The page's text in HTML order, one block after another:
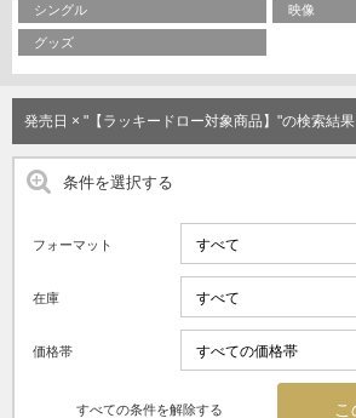
シングル 映像
グッズ
発売日 × "【ラッキードロー対象商品】"の検索結果
条件を選択する
フォーマット
在庫
価格帯
すべての条件を解除する